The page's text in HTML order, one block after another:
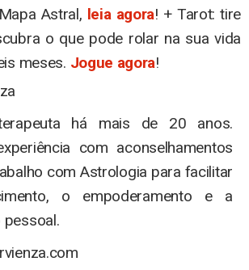
Astral, leia agora! + Tarot: tire
o que pode rolar na sua vida
meses. Jogue agora!
há mais de 20 anos.
com aconselhamentos
com Astrologia para facilitar
o empoderamento e a